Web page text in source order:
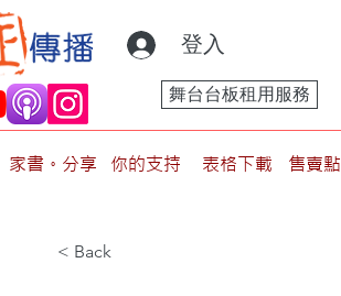
登入
舞台台板租用服務
家書。分享 你的支持 表格下載 售賣點
< Back